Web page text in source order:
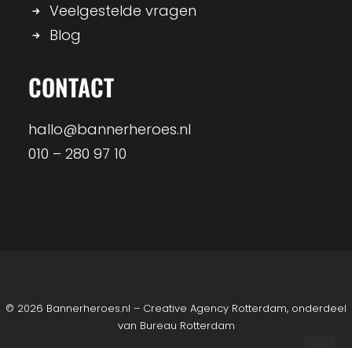
Veelgestelde vragen
Blog
CONTACT
hallo@bannerheroes.nl
010 – 280 97 10
© 2026 Bannerheroes.nl – Creative Agency Rotterdam, onderdeel
van Bureau Rotterdam